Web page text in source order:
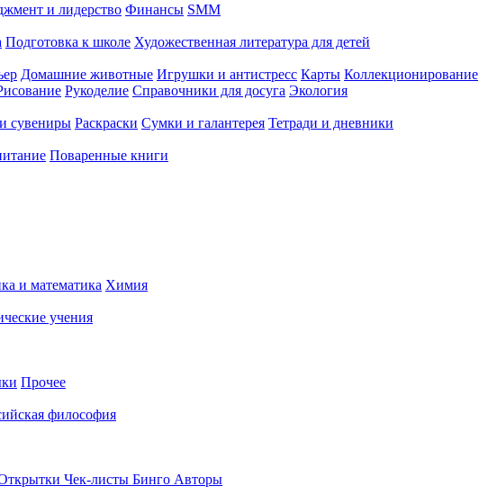
и лидерство Финансы SMM
Подготовка к школе Художественная литература для детей
Домашние животные Игрушки и антистресс Карты Коллекционирование
Рукоделие Справочники для досуга Экология
сувениры Раскраски Сумки и галантерея Тетради и дневники
Поваренные книги
и математика Химия
учения
Прочее
философия
Чек-листы Бинго Авторы